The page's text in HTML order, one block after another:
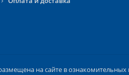
на сайте в